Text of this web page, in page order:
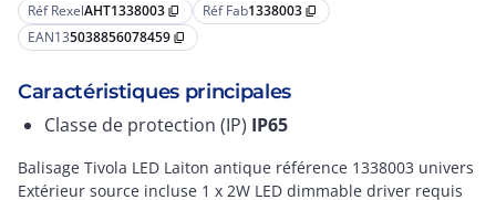
Réf RexelAHT1338003 content_copy Réf Fab1338003 content_copy
EAN135038856078459 content_copy
Caractéristiques principales
Classe de protection (IP) IP65
Balisage Tivola LED Laiton antique référence 1338003 univers
Extérieur source incluse 1 x 2W LED dimmable driver requis